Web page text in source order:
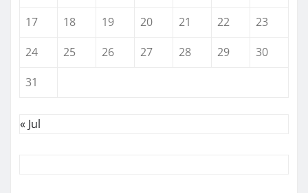
17
18 19 20 21 22
23
24
25 26 27 28 29
30
31
« Jul